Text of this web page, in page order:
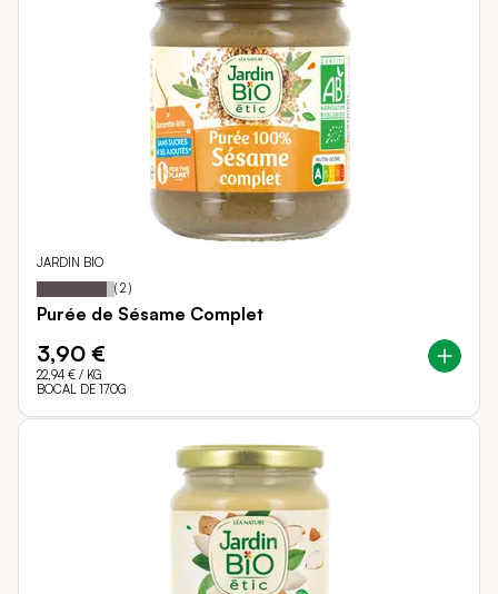
JARDIN BIO
Notation: 90
% of
( 2 )
Purée de Sésame Complet
3,90 €
22,94 € / KG
BOCAL DE 170G